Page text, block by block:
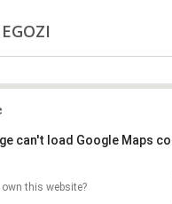
can't load Google Maps
own this website?